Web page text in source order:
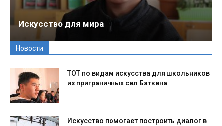
Искусство для мира
Новости
ТОТ по видам искусства для школьников
из приграничных сел Баткена
Искусство помогает построить диалог в